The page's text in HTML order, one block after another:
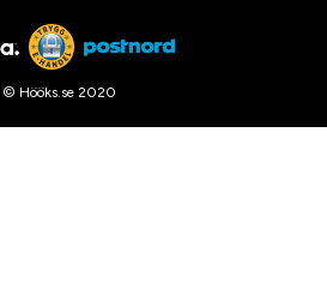
© Hööks.se 2020